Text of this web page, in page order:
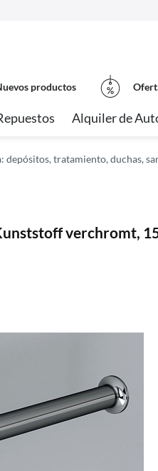
productos
Alquiler de
depósitos, tratamiento, duchas,
verchromt,